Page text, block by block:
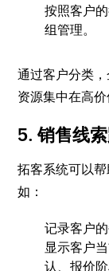
按照客户
组管理。
通过客户分类
资源集中在高价
5. 销售线
拓客系统可以
如：
记录客户
显示客户
认、报价阶